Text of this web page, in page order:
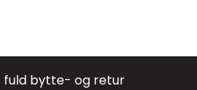
fuld bytte- og retur